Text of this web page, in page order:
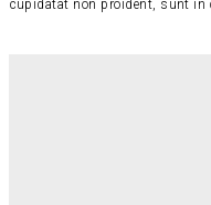
cupidatat non proident, sunt